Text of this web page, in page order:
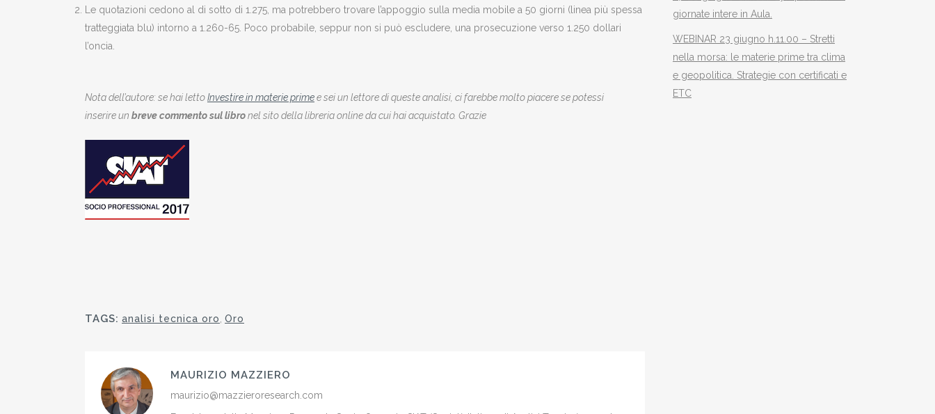
Le quotazioni cedono al di sotto di 1.275, ma potrebbero trovare l’appoggio sulla media mobile a 50 giorni (linea più spessa
tratteggiata blu) intorno a 1.260-65. Poco probabile, seppur non si può escludere, una prosecuzione verso 1.250 dollari
l’oncia.
Nota dell’autore: se hai lettoInvestire in materie primee sei un lettore di queste analisi, ci farebbe molto piacere se potessi
inserire un breve commento sul libronel sito della libreria online da cui hai acquistato. Grazie
TAGS: analisi tecnica oro, Oro
MAURIZIO MAZZIERO
maurizio@mazzieroresearch.com
giornate intere in Aula.
WEBINAR 23 giugno h.11.00 – Stretti
nella morsa: le materie prime tra clima
e geopolitica. Strategie con certificati e
ETC